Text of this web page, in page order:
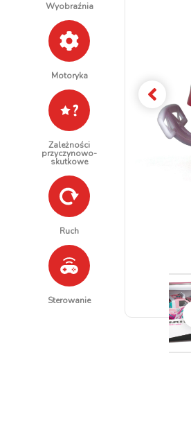
Wyobraźnia
Motoryka
Zależności
przyczynowo-
skutkowe
Ruch
Sterowanie